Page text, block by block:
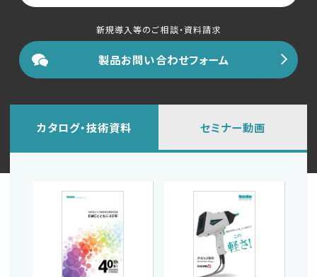
新規導入等のご相談・資料請求
製品お問い合わせフォーム
カタログ・技術資料 セミナー動画